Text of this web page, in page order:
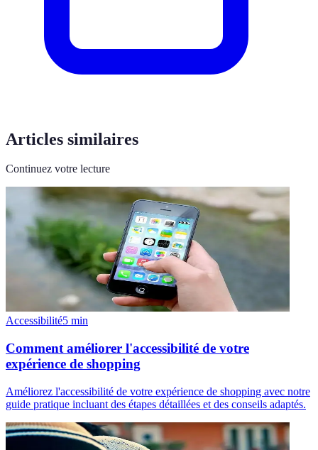
Articles similaires
Continuez votre lecture
Accessibilité5 min
Comment améliorer l'accessibilité de votre
expérience de shopping
Améliorez l'accessibilité de votre expérience de shopping avec notre
guide pratique incluant des étapes détaillées et des conseils adaptés.